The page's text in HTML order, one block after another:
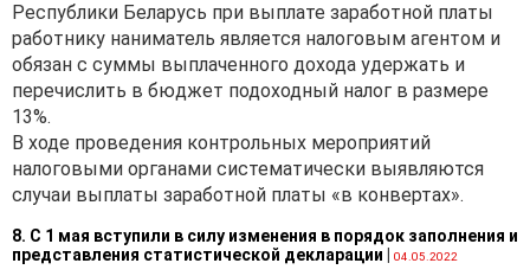
Республики Беларусь при выплате заработной платы
работнику наниматель является налоговым агентом и
обязан с суммы выплаченного дохода удержать и
перечислить в бюджет подоходный налог в размере
13%.
В ходе проведения контрольных мероприятий
налоговыми органами систематически выявляются
случаи выплаты заработной платы «в конвертах».
8. С 1 мая вступили в силу изменения в порядок заполнения и
представления статистической декларации
04.05.2022